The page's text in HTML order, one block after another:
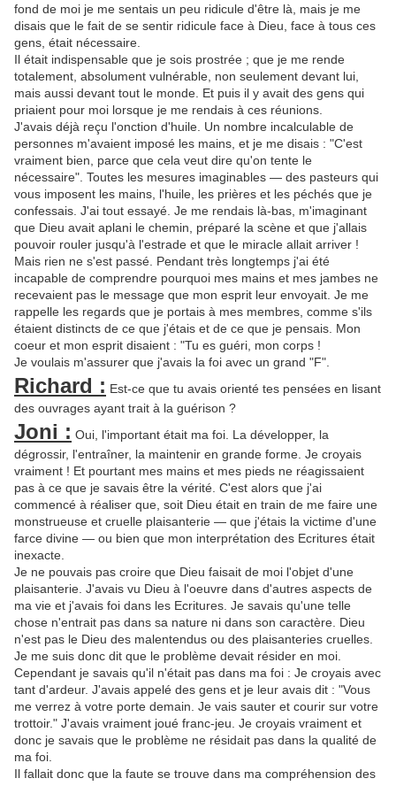
fond de moi je me sentais un peu ridicule d'être là, mais je me
disais que le fait de se sentir ridicule face à Dieu, face à tous ces
gens, était nécessaire.
Il était indispensable que je sois prostrée ; que je me rende
totalement, absolument vulnérable, non seulement devant lui,
mais aussi devant tout le monde. Et puis il y avait des gens qui
priaient pour moi lorsque je me rendais à ces réunions.
J'avais déjà reçu l'onction d'huile. Un nombre incalculable de
personnes m'avaient imposé les mains, et je me disais : "C'est
vraiment bien, parce que cela veut dire qu'on tente le
nécessaire". Toutes les mesures imaginables — des pasteurs qui
vous imposent les mains, l'huile, les prières et les péchés que je
confessais. J'ai tout essayé. Je me rendais là-bas, m'imaginant
que Dieu avait aplani le chemin, préparé la scène et que j'allais
pouvoir rouler jusqu'à l'estrade et que le miracle allait arriver !
Mais rien ne s'est passé. Pendant très longtemps j'ai été
incapable de comprendre pourquoi mes mains et mes jambes ne
recevaient pas le message que mon esprit leur envoyait. Je me
rappelle les regards que je portais à mes membres, comme s'ils
étaient distincts de ce que j'étais et de ce que je pensais. Mon
coeur et mon esprit disaient : "Tu es guéri, mon corps !
Je voulais m'assurer que j'avais la foi avec un grand "F".
Richard : Est-ce que tu avais orienté tes pensées en lisant
des ouvrages ayant trait à la guérison ?
Joni : Oui, l'important était ma foi. La développer, la
dégrossir, l'entraîner, la maintenir en grande forme. Je croyais
vraiment ! Et pourtant mes mains et mes pieds ne réagissaient
pas à ce que je savais être la vérité. C'est alors que j'ai
commencé à réaliser que, soit Dieu était en train de me faire une
monstrueuse et cruelle plaisanterie — que j'étais la victime d'une
farce divine — ou bien que mon interprétation des Ecritures était
inexacte.
Je ne pouvais pas croire que Dieu faisait de moi l'objet d'une
plaisanterie. J'avais vu Dieu à l'oeuvre dans d'autres aspects de
ma vie et j'avais foi dans les Ecritures. Je savais qu'une telle
chose n'entrait pas dans sa nature ni dans son caractère. Dieu
n'est pas le Dieu des malentendus ou des plaisanteries cruelles.
Je me suis donc dit que le problème devait résider en moi.
Cependant je savais qu'il n'était pas dans ma foi : Je croyais avec
tant d'ardeur. J'avais appelé des gens et je leur avais dit : "Vous
me verrez à votre porte demain. Je vais sauter et courir sur votre
trottoir." J'avais vraiment joué franc-jeu. Je croyais vraiment et
donc je savais que le problème ne résidait pas dans la qualité de
ma foi.
Il fallait donc que la faute se trouve dans ma compréhension des